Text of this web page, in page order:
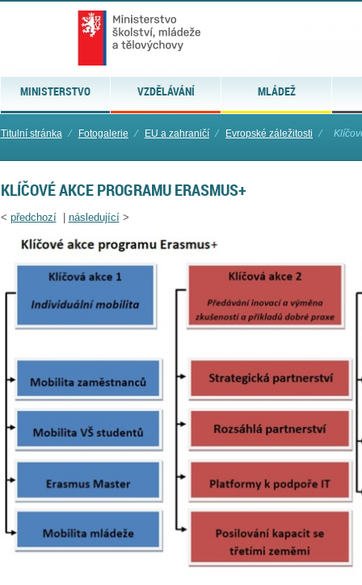
MINISTERSTVO VZDĚLÁVÁNÍ MLÁDEŽ
Titulní stránka ⁄ Fotogalerie ⁄ EU a zahraničí ⁄ Evropské záležitosti ⁄
KLÍČOVÉ AKCE PROGRAMU ERASMUS+
< předchozí| následující>